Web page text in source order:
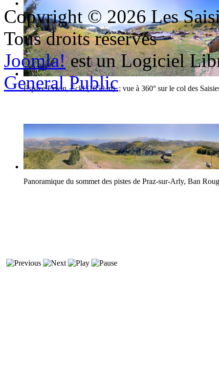
Le village d'Hauteluce
Espace Erwin, Eckl (1650 m) ; vue à 360° sur le col des
Panoramique du sommet des pistes de Praz-sur-Arly, Ban
Copyright © 2026 Les
Tous droits réservés
Joomla!est un Logiciel
General Public